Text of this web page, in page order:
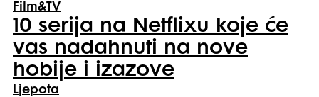
Film&TV
10 serija na Netflixu koje će
vas nadahnuti na nove
hobije i izazove
Ljepota